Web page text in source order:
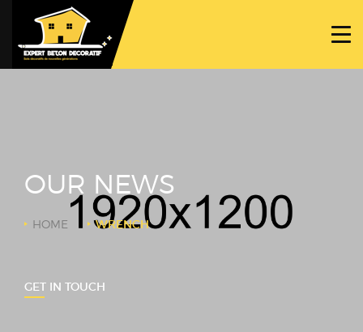
PROJETS
NOUS CONTACTER
OUR NEWS
HOME WRENCH
GET IN TOUCH